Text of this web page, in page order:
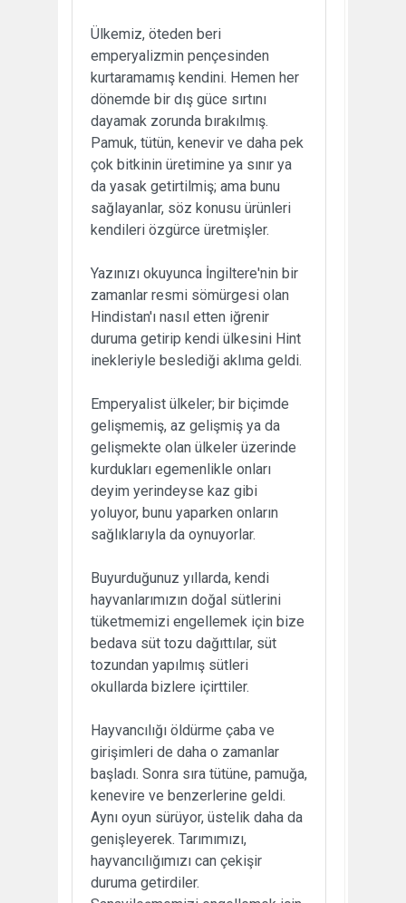
Ülkemiz, öteden beri
emperyalizmin pençesinden
kurtaramamış kendini. Hemen her
dönemde bir dış güce sırtını
dayamak zorunda bırakılmış.
Pamuk, tütün, kenevir ve daha pek
çok bitkinin üretimine ya sınır ya
da yasak getirtilmiş; ama bunu
sağlayanlar, söz konusu ürünleri
kendileri özgürce üretmişler.
Yazınızı okuyunca İngiltere'nin bir
zamanlar resmi sömürgesi olan
Hindistan'ı nasıl etten iğrenir
duruma getirip kendi ülkesini Hint
inekleriyle beslediği aklıma geldi.
Emperyalist ülkeler; bir biçimde
gelişmemiş, az gelişmiş ya da
gelişmekte olan ülkeler üzerinde
kurdukları egemenlikle onları
deyim yerindeyse kaz gibi
yoluyor, bunu yaparken onların
sağlıklarıyla da oynuyorlar.
Buyurduğunuz yıllarda, kendi
hayvanlarımızın doğal sütlerini
tüketmemizi engellemek için bize
bedava süt tozu dağıttılar, süt
tozundan yapılmış sütleri
okullarda bizlere içirttiler.
Hayvancılığı öldürme çaba ve
girişimleri de daha o zamanlar
başladı. Sonra sıra tütüne, pamuğa,
kenevire ve benzerlerine geldi.
Aynı oyun sürüyor, üstelik daha da
genişleyerek. Tarımımızı,
hayvancılığımızı can çekişir
duruma getirdiler.